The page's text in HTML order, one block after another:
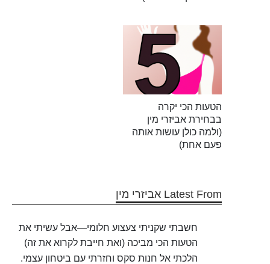
הטעות הכי יקרה
בבחירת אביזרי מין
(ולמה כולן עושות אותה
פעם אחת)
Latest From אביזרי מין
חשבתי שקניתי צעצוע חלומי—אבל עשיתי את
הטעות הכי מביכה (ואת חייבת לקרוא את זה)
הלכתי אל חנות סקס וחזרתי עם ביטחון עצמי.